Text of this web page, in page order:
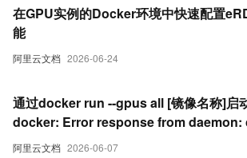
阿里云文档 2026-06-24
在GPU实例的Docker环境中快速配置
能
阿里云文档 2026-06-07
通过docker run --gpus all [镜像名称]启
docker: Error response from
device driver "" with capabilities: